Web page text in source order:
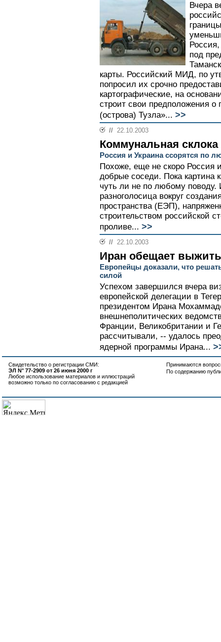
Вчера
под
карты. Российский МИД, по
попросил их срочно
картографические, на
строит свои предположения о
(острова) Тузла»... >>
// 22.10.2003
Коммунальная склока
Россия и Украина ссорятся по
Похоже, еще не скоро Россия
добрые соседи. Пока картина
чуть ли не по любому
разноголосица вокруг
пространства (ЕЭП),
строительством российской
проливе... >>
// 22.10.2003
Иран обещает
Европейцы доказали, что
силой
Успехом завершился вчера
европейской делегации в
президентом Ирана
внешнеполитических
Франции, Великобритании и
рассчитывали, -- удалось
ядерной программы Ирана...
Свидетельство о регистрации СМИ:
ЭЛ N° 77-2909 от 26 июня 2000 г
Любое использование материалов и иллюстраций
возможно только по согласованию с редакцией
Принимаются
По содержанию